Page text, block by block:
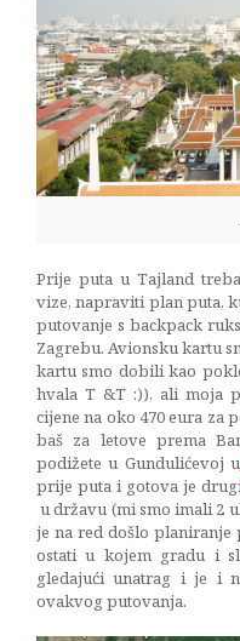
Prije puta u Tajland
vize, napraviti plan puta,
putovanje s backpack
Zagrebu. Avionsku kartu
kartu smo dobili kao
hvala T &T :)), ali moja
cijene na oko 470 eura za
baš za letove prema
podižete u Gundulićevoj u
prije puta i gotova je
u državu (mi smo imali 2
je na red došlo
ostati u kojem gradu i
gledajući unatrag i je i
ovakvog putovanja.